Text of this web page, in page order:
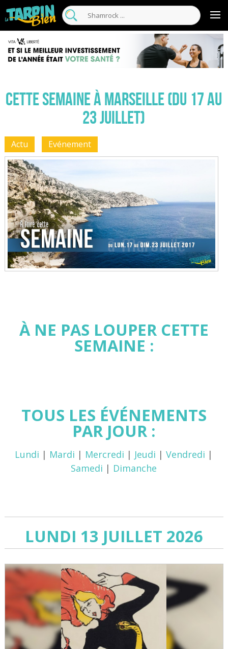
Cette semaine à Marseille (Du 17 au
23 juillet)
Actu Evénement
À NE PAS LOUPER CETTE
SEMAINE :
TOUS LES ÉVÉNEMENTS
PAR JOUR :
Lundi | Mardi | Mercredi | Jeudi |Vendredi |
Samedi | Dimanche
LUNDI 13 JUILLET 2026